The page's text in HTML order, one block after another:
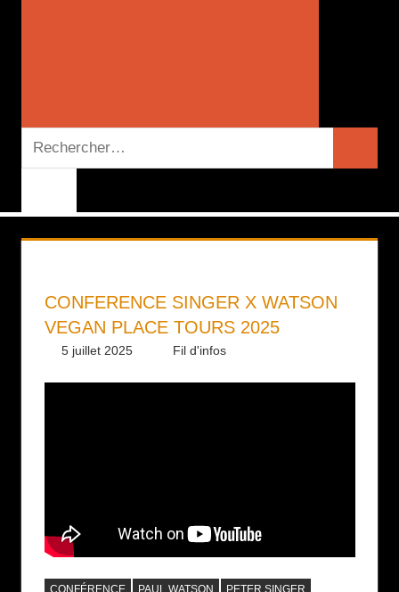
Recherche
pour :
CONFERENCE SINGER X WATSON
VEGAN PLACE TOURS 2025
5 juillet 2025 Daniel
Fil d'infos